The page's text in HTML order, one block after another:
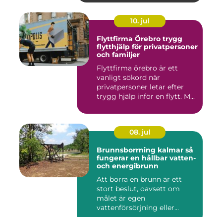
10. jul
Flyttfirma Örebro trygg
flytthjälp för privatpersoner
och familjer
Flyttfirma örebro är ett
vanligt sökord när
privatpersoner letar efter
trygg hjälp inför en flytt. M...
08. jul
Brunnsborrning kalmar så
fungerar en hållbar vatten-
och energibrunn
Att borra en brunn är ett
stort beslut, oavsett om
målet är egen
vattenförsörjning eller